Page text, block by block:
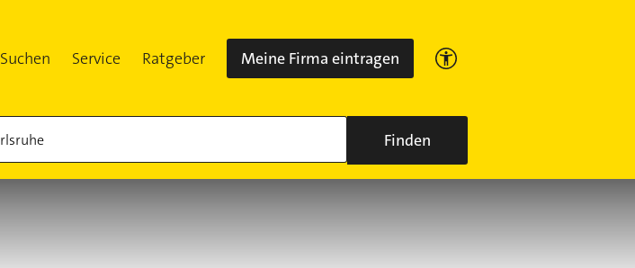
Suchen Service Ratgeber Meine Firma eintragen
Finden